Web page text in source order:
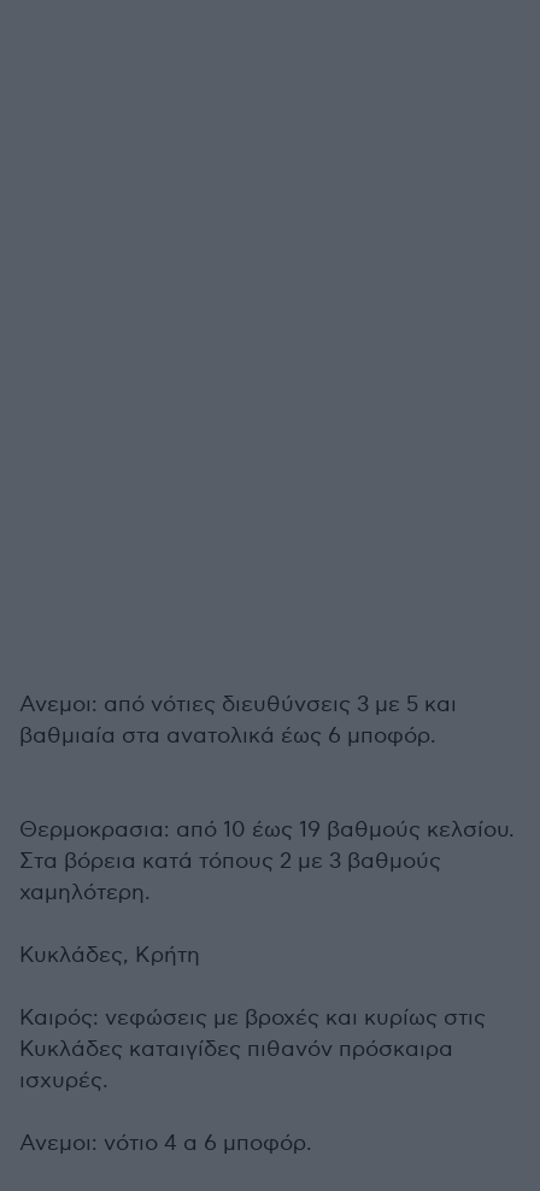
Ανεμοι: από νότιες διευθύνσεις 3 με 5 και
βαθμιαία στα ανατολικά έως 6 μποφόρ.
Θερμοκρασια: από 10 έως 19 βαθμούς κελσίου.
Στα βόρεια κατά τόπους 2 με 3 βαθμούς
χαμηλότερη.
Κυκλάδες, Κρήτη
Καιρός: νεφώσεις με βροχές και κυρίως στις
Κυκλάδες καταιγίδες πιθανόν πρόσκαιρα
ισχυρές.
Ανεμοι: νότιο 4 α 6 μποφόρ.